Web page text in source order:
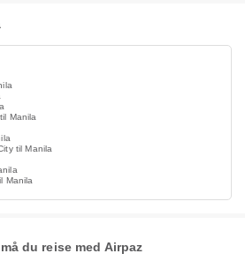
Manila
til Manila
Manila
du reise med Airpaz